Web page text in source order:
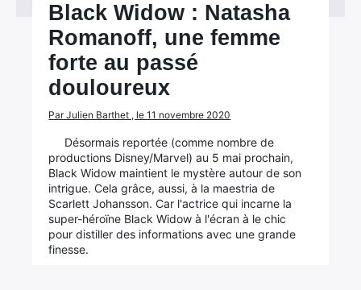
Black Widow : Natasha
Romanoff, une femme
forte au passé
douloureux
Par Julien Barthet , le 11 novembre 2020
Désormais reportée (comme nombre de
productions Disney/Marvel) au 5 mai prochain,
Black Widow maintient le mystère autour de son
intrigue. Cela grâce, aussi, à la maestria de
Scarlett Johansson. Car l'actrice qui incarne la
super-héroïne Black Widow à l'écran à le chic
pour distiller des informations avec une grande
finesse.